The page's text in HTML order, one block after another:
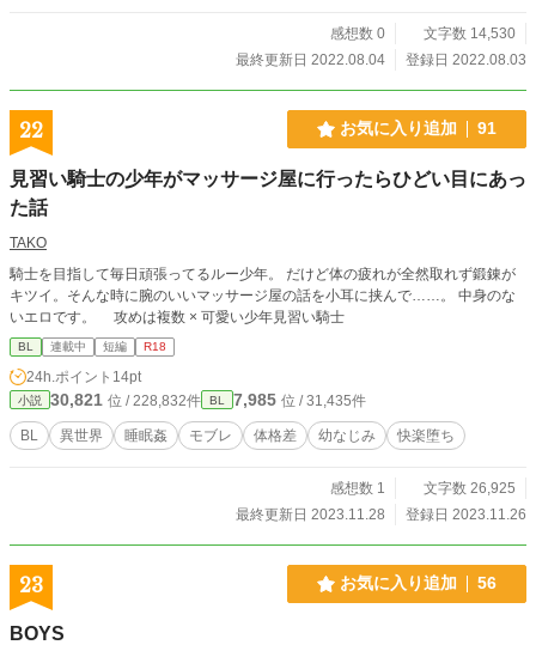
小説用フリー素材にて、『やまなし』様からお借りしまし
た。ありがとうございます！
感想数 0
文字数 14,530
最終更新日 2022.08.04
登録日 2022.08.03
22 お気に入り追加 91
見習い騎士の少年がマッサージ屋に行ったらひどい目にあっ
た話
TAKO
騎士を目指して毎日頑張ってるルー少年。 だけど体の疲れが全然取れず鍛錬が
キツイ。そんな時に腕のいいマッサージ屋の話を小耳に挟んで……。 中身のな
いエロです。 攻めは複数 × 可愛い少年見習い騎士
BL 連載中 短編 R18
24h.ポイント 14pt
小説 30,821 位 / 228,832件 BL 7,985 位 / 31,435件
BL 異世界 睡眠姦 モブレ 体格差 幼なじみ 快楽堕ち
感想数 1
文字数 26,925
最終更新日 2023.11.28
登録日 2023.11.26
23 お気に入り追加 56
BOYS